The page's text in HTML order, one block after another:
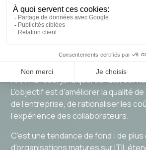
organisation. C'est tout l'enjeu de
Service Management
de gestion des services
preuves avec ITIL aux autres
RH, finances, juridique, achats,
L'objectif est d'améliorer la qualité
de l'entreprise, de rationaliser les
l'expérience des collaborateurs.
C'est une tendance de fond : de plus
d'organisations matures sur ITIL